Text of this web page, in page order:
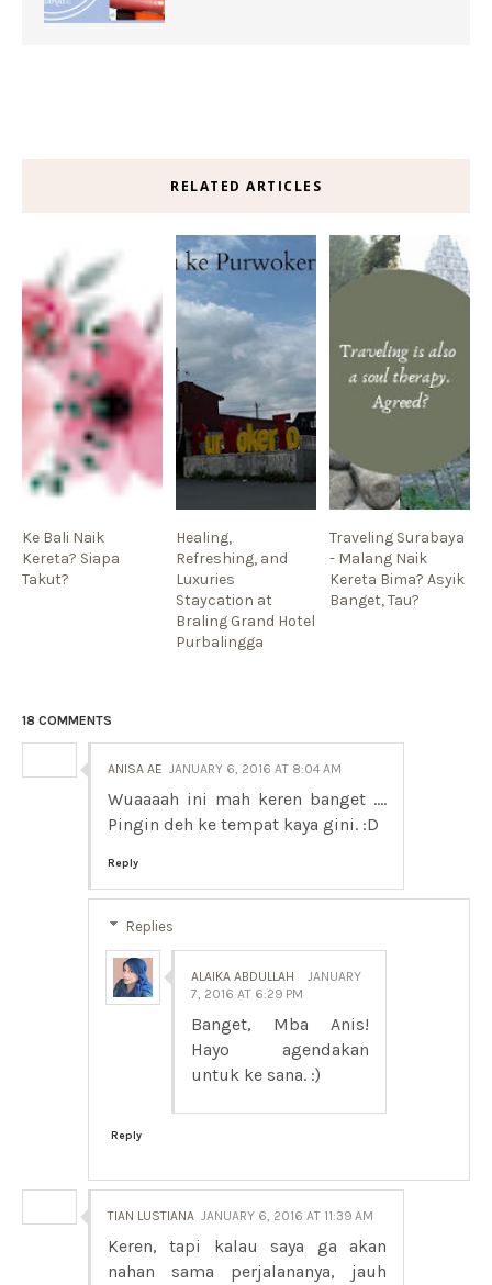
RELATED ARTICLES
Ke Bali Naik
Kereta? Siapa
Takut?
Healing,
Refreshing, and
Luxuries
Staycation at
Braling Grand Hotel
Purbalingga
Traveling Surabaya
- Malang Naik
Kereta Bima? Asyik
Banget, Tau?
18 COMMENTS
ANISA AE JANUARY 6, 2016 AT 8:04 AM
Wuaaaah ini mah keren banget ....
Pingin deh ke tempat kaya gini. :D
Reply
Replies
ALAIKA ABDULLAH
JANUARY
7, 2016 AT 6:29 PM
Banget, Mba Anis!
Hayo agendakan
untuk ke sana. :)
Reply
TIAN LUSTIANA JANUARY 6, 2016 AT 11:39 AM
Keren, tapi kalau saya ga akan
nahan sama perjalananya, jauh